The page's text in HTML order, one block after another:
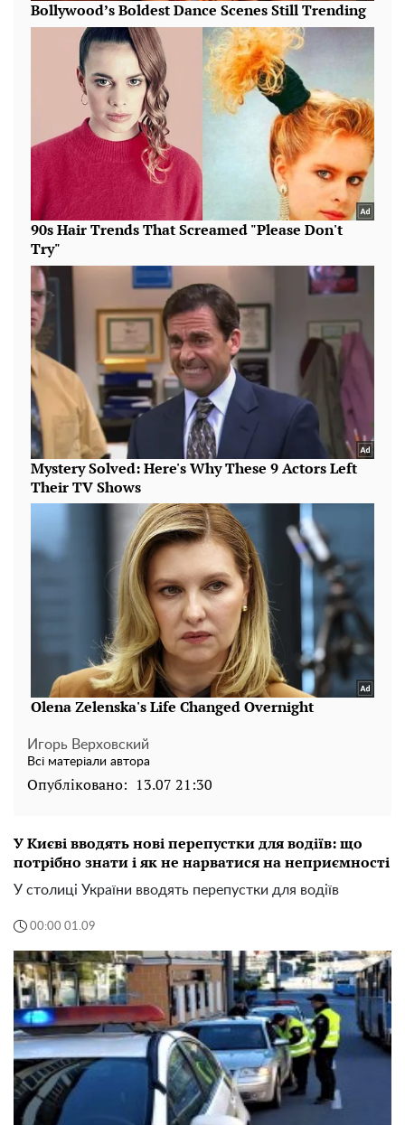
Игорь Верховский
Всі матеріали автора
Опубліковано: 13.07 21:30
У Києві вводять нові перепустки для водіїв: що
потрібно знати і як не нарватися на неприємності
У столиці України вводять перепустки для водіїв
00:00 01.09